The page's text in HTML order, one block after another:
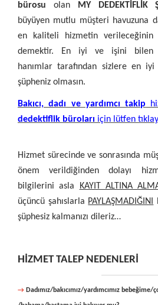
bürosu olan MY DEDEKTİFLİK
büyüyen mutlu müşteri havuzuna
en kaliteli hizmetin verileceğinin
demektir. En iyi ve işini bilen
hanımlar tarafından sizlere en iyi
şüpheniz olmasın.
Bakıcı, dadı ve yardımcı takip
dedektiflik büroları için lütfen
Hizmet sürecinde ve sonrasında
önem verildiğinden dolayı
bilgilerini asla
KAYIT ALTINA
üçüncü şahıslarla PAYLAŞMADIĞINI
şüphesiz kalmanızı dileriz…
HİZMET TALEP NEDENLERİ
→ Dadımız/bakıcımız/yardımcımız